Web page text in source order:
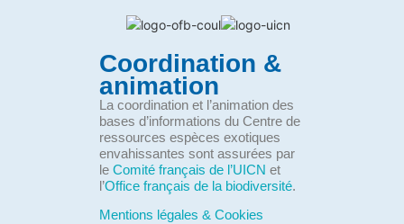
Coordination &
animation
La coordination et l’animation des
bases d’informations du Centre de
ressources espèces exotiques
envahissantes sont assurées par
le Comité français de l’UICN et
l’Office français de la biodiversité.
Mentions légales & Cookies